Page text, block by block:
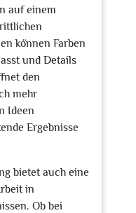
auf einem
können Farben
und Details
den
mehr
Ideen
Ergebnisse
bietet auch eine
in
Ob bei